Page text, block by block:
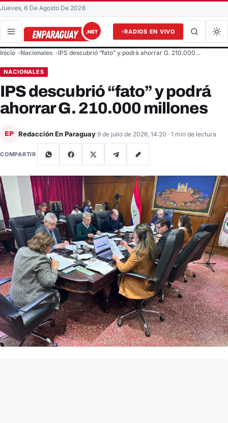
Jueves, 6 De Agosto De 2026
RADIOS EN VIVO
Buscar en el sitio
Inicio Nacionales IPS descubrió “fato” y podrá ahorrar G. 210.000…
NACIONALES
IPS descubrió “fato” y podrá
ahorrar G. 210.000 millones
EP Redacción En Paraguay 9 de julio de 2026, 14:20 · 1 min de lectura
COMPARTIR